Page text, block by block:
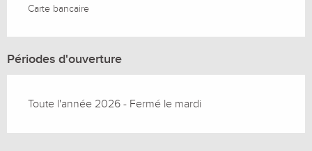
Carte bancaire
Périodes d'ouverture
Toute l'année 2026 - Fermé le mardi